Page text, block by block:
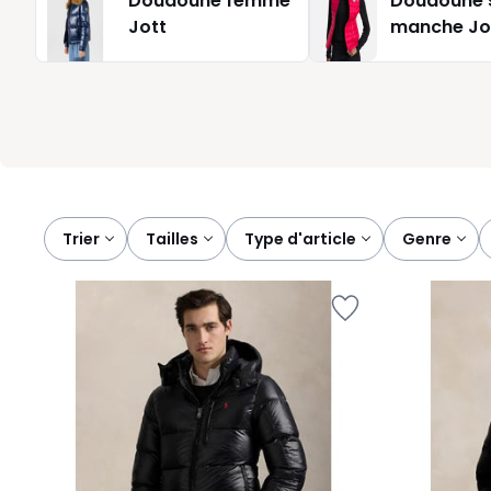
vestiaire, sans fausse note. Pour homme, femme ou
une vie bien remplie. Chez La Redoute, notre priorité,
vivre qu’à porter.
Jott
manche
Trier
tailles type d'article genre